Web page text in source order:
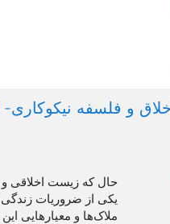
و فلسفه نیکوکاری-
حال که زیست اخلاقی و
یکی از ضروریات
ملاک‌ها و معیارهایی